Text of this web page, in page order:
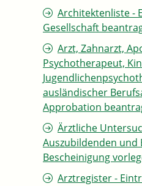
Architektenliste -
Gesellschaft
Arzt, Zahnarzt,
Psychotherapeut,
ausländischer
Approbation
Ärztliche
Auszubildenden und
Bescheinigung
Arztregister -